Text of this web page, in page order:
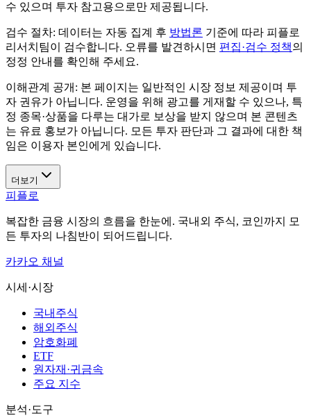
수 있으며 투자 참고용으로만 제공됩니다.
검수 절차: 데이터는 자동 집계 후 방법론 기준에 따라 피플로
리서치팀이 검수합니다. 오류를 발견하시면 편집·검수 정책의
정정 안내를 확인해 주세요.
이해관계 공개: 본 페이지는 일반적인 시장 정보 제공이며 투
자 권유가 아닙니다. 운영을 위해 광고를 게재할 수 있으나, 특
정 종목·상품을 다루는 대가로 보상을 받지 않으며 본 콘텐츠
는 유료 홍보가 아닙니다. 모든 투자 판단과 그 결과에 대한 책
임은 이용자 본인에게 있습니다.
더보기
피플로
복잡한 금융 시장의 흐름을 한눈에. 국내외 주식, 코인까지 모
든 투자의 나침반이 되어드립니다.
카카오 채널
시세·시장
국내주식
해외주식
암호화폐
ETF
원자재·귀금속
주요 지수
분석·도구